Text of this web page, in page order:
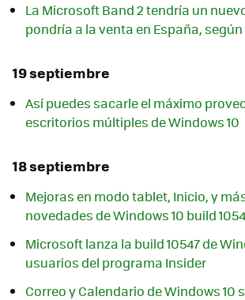
La Microsoft Band 2 tendría un
pondría a la venta en España,
19 septiembre
Así puedes sacarle el máximo
escritorios múltiples de Windows 10
18 septiembre
Mejoras en modo tablet, Inicio, y
novedades de Windows 10 build
Microsoft lanza la build 10547 de
usuarios del programa Insider
Correo y Calendario de Windows 10